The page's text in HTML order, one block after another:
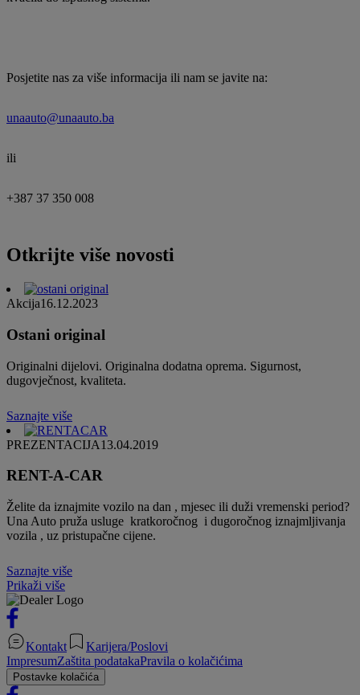
Posjetite nas za više informacija ili nam se javite na:
unaauto@unaauto.ba
ili
+387 37 350 008
Otkrijte više novosti
Akcija16.12.2023
Ostani original
Originalni dijelovi. Originalna dodatna oprema. Sigurnost,
dugovječnost, kvaliteta.
Saznajte više
PREZENTACIJA13.04.2019
RENT-A-CAR
Želite da iznajmite vozilo na dan , mjesec ili duži vremenski period?
Una Auto pruža usluge kratkoročnog i dugoročnog iznajmljivanja
vozila , uz pristupačne cijene.
Saznajte više
Prikaži više
Kontakt
Karijera/Poslovi
ImpresumZaštita podatakaPravila o kolačićima
Postavke kolačića